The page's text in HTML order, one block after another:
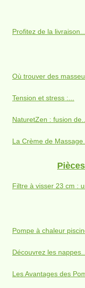
Profitez de la livraison...
Où trouver des
Tension et stress :...
NaturetZen : fusion
La Crème de
Filtre à visser 23 cm :
Pompe à chaleur
Découvrez les
Les Avantages des